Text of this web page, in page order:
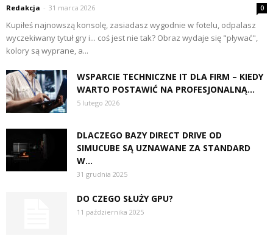
Redakcja - 31 marca 2026 0
Kupiłeś najnowszą konsolę, zasiadasz wygodnie w fotelu, odpalasz
wyczekiwany tytuł gry i... coś jest nie tak? Obraz wydaje się "pływać",
kolory są wyprane, a...
WSPARCIE TECHNICZNE IT DLA FIRM – KIEDY
WARTO POSTAWIĆ NA PROFESJONALNĄ...
5 lutego 2026
DLACZEGO BAZY DIRECT DRIVE OD
SIMUCUBE SĄ UZNAWANE ZA STANDARD
W...
31 grudnia 2025
DO CZEGO SŁUŻY GPU?
11 października 2025